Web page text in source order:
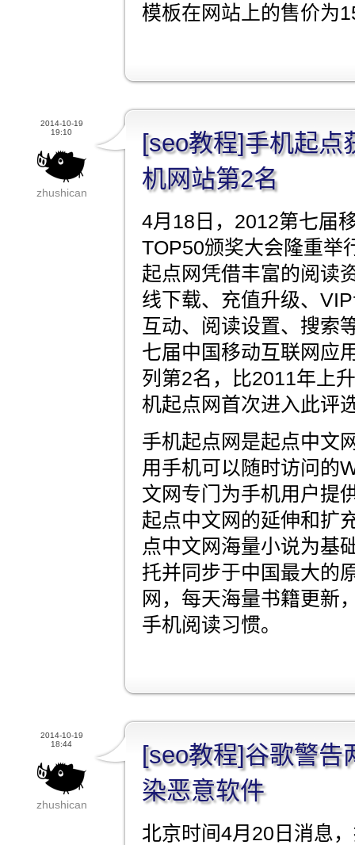
模板在网站上的售价为
2014-10-19
19:10
zhushican
[seo教程]手机起点
机网站第2名
4月18日，2012第七届
TOP50颁奖大会隆重举
起点网凭借丰富的阅读
线下载、充值升级、
互动、阅读设置、搜索
七届中国移动互联网应
列第2名，比2011年上
机起点网首次进入此评
手机起点网是起点中文
用手机可以随时访问的
文网专门为手机用户提
起点中文网的延伸和扩
点中文网海量小说为基
托并同步于中国最大的
网，每天海量书籍更新
手机阅读习惯。
2014-10-19
18:44
zhushican
[seo教程]谷歌警告
染恶意软件
北京时间4月20日消息